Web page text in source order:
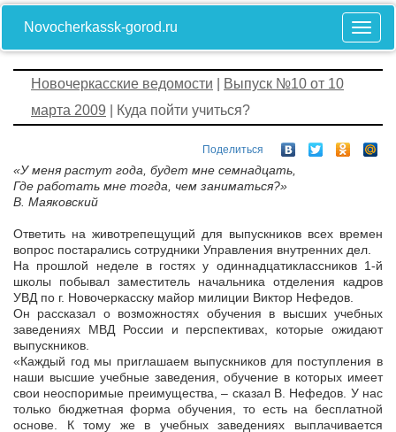
Novocherkassk-gorod.ru
Новочеркасские ведомости
Выпуск №10 от 10
марта 2009 | Куда пойти учиться?
Поделиться
«У меня растут года, будет мне семнадцать,
Где работать мне тогда, чем заниматься?»
В. Маяковский
Ответить на животрепещущий для выпускников всех времен
вопрос постарались сотрудники Управления внутренних дел.
На прошлой неделе в гостях у одиннадцатиклассников 1-й
школы побывал заместитель начальника отделения кадров
УВД по г. Новочеркасску майор милиции Виктор Нефедов.
Он рассказал о возможностях обучения в высших учебных
заведениях МВД России и перспективах, которые ожидают
выпускников.
«Каждый год мы приглашаем выпускников для поступления в
наши высшие учебные заведения, обучение в которых имеет
свои неоспоримые преимущества, – сказал В. Нефедов. У нас
только бюджетная форма обучения, то есть на бесплатной
основе. К тому же в учебных заведениях выплачивается